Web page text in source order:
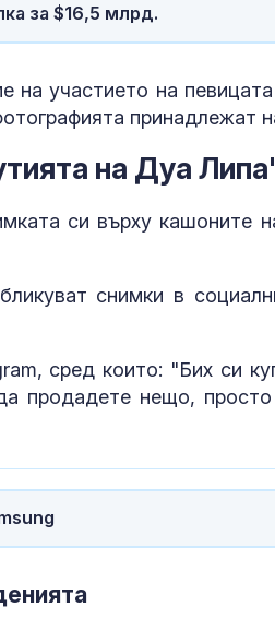
за $16,5 млрд.
на участието на
принадлежат
на Дуа
си върху кашоните
снимки в
сред които: "Бих си
продадете нещо,